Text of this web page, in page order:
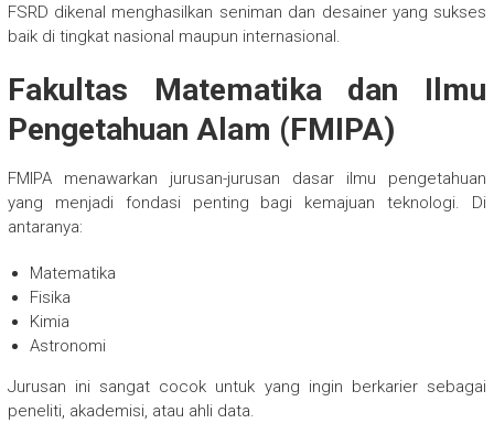
FSRD dikenal menghasilkan seniman dan desainer yang sukses
baik di tingkat nasional maupun internasional.
Fakultas Matematika dan Ilmu
Pengetahuan Alam (FMIPA)
FMIPA menawarkan jurusan-jurusan dasar ilmu pengetahuan
yang menjadi fondasi penting bagi kemajuan teknologi. Di
antaranya:
Matematika
Fisika
Kimia
Astronomi
Jurusan ini sangat cocok untuk yang ingin berkarier sebagai
peneliti, akademisi, atau ahli data.